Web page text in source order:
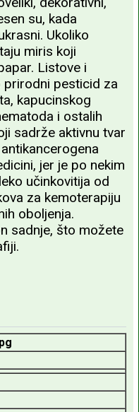
su, kada
Ukoliko
miris koji
Listove i
prirodni pesticid za
kapucinskog
i ostalih
sadrže aktivnu tvar
jer je po nekim
učinkovitija od
za kemoterapiju
oboljenja.
sadnje, što možete